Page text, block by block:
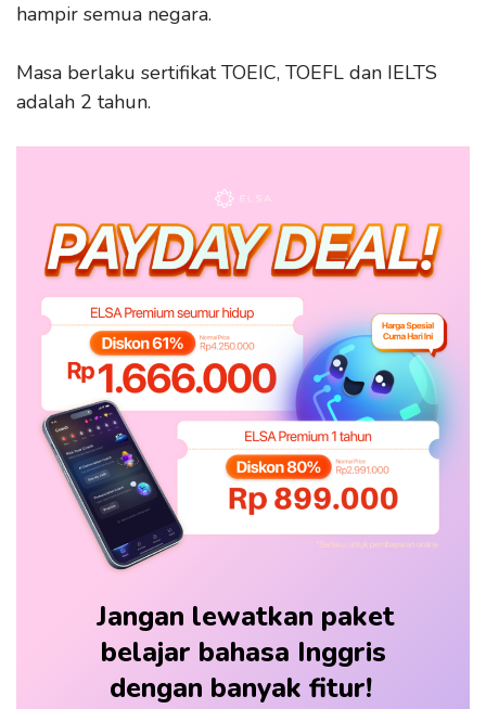
hampir semua negara.
Masa berlaku sertifikat TOEIC, TOEFL dan IELTS
adalah 2 tahun.
Jangan lewatkan paket
belajar bahasa Inggris
dengan banyak fitur!